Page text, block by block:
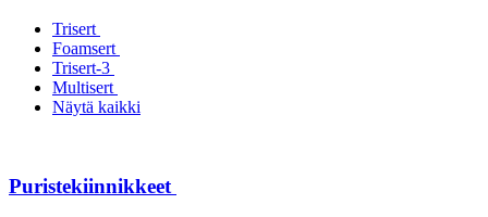
Trisert
Foamsert
Trisert-3
Multisert
Näytä kaikki
Puristekiinnikkeet